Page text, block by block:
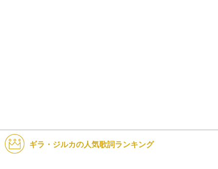
ギラ・ジルカの人気歌詞ランキング